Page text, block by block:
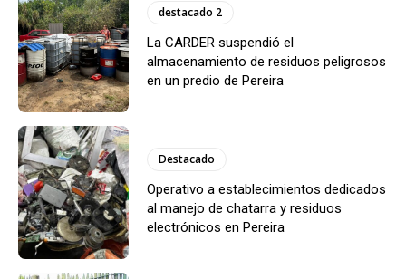
destacado 2
La CARDER suspendió el
almacenamiento de residuos peligrosos
en un predio de Pereira
Destacado
Operativo a establecimientos dedicados
al manejo de chatarra y residuos
electrónicos en Pereira